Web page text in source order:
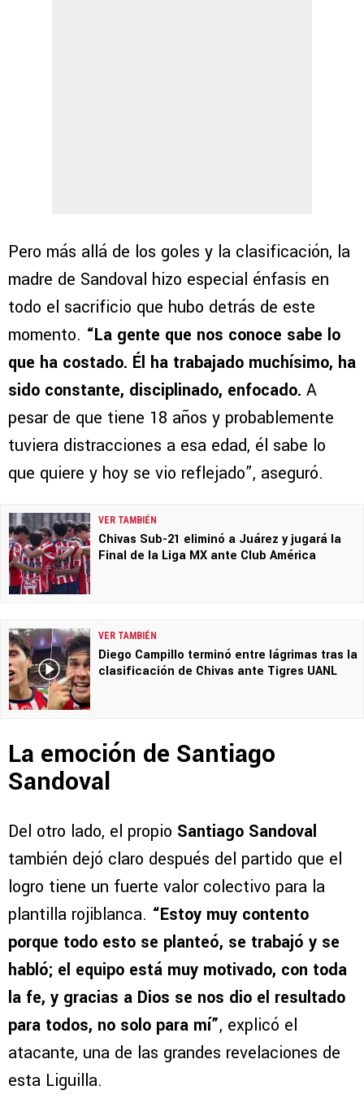
Pero más allá de los goles y la clasificación, la
madre de Sandoval hizo especial énfasis en
todo el sacrificio que hubo detrás de este
momento. “La gente que nos conoce sabe lo
que ha costado. Él ha trabajado muchísimo, ha
sido constante, disciplinado, enfocado. A
pesar de que tiene 18 años y probablemente
tuviera distracciones a esa edad, él sabe lo
que quiere y hoy se vio reflejado”, aseguró.
VER TAMBIÉN
Chivas Sub-21 eliminó a Juárez y jugará la
Final de la Liga MX ante Club América
VER TAMBIÉN
Diego Campillo terminó entre lágrimas tras la
clasificación de Chivas ante Tigres UANL
La emoción de Santiago
Sandoval
Del otro lado, el propio Santiago Sandoval
también dejó claro después del partido que el
logro tiene un fuerte valor colectivo para la
plantilla rojiblanca. “Estoy muy contento
porque todo esto se planteó, se trabajó y se
habló; el equipo está muy motivado, con toda
la fe, y gracias a Dios se nos dio el resultado
para todos, no solo para mí”, explicó el
atacante, una de las grandes revelaciones de
esta Liguilla.